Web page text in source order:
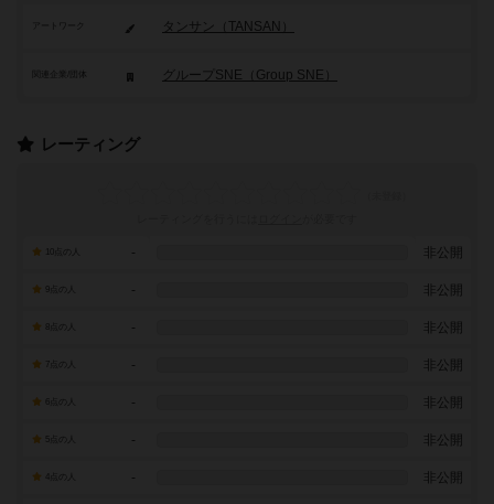
アートワーク タンサン（TANSAN）
グループSNE（Group SNE）
レーティング
- 非公開
- 非公開
- 非公開
7点の人 - 非公開
- 非公開
- 非公開
- 非公開